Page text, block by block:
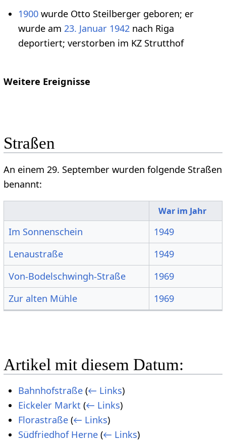
1900 wurde Otto Steilberger geboren; er
wurde am 23. Januar 1942 nach Riga
deportiert; verstorben im KZ Strutthof
Weitere Ereignisse
Straßen
An einem 29. September wurden folgende Straßen
benannt:
War im Jahr
Im Sonnenschein
1949
Lenaustraße
1949
Von-Bodelschwingh-Straße
1969
Zur alten Mühle
1969
Artikel mit diesem Datum:
Bahnhofstraße (← Links)
Eickeler Markt (← Links)
Florastraße (← Links)
Südfriedhof Herne (← Links)